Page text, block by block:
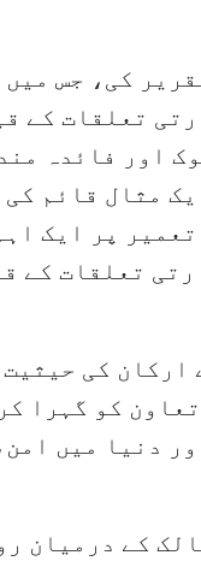
کی، جس
تعلقات کے
اور فائدہ
پر ایک
کی حیثیت
کو گہرا
دنیا میں
کے درمیان